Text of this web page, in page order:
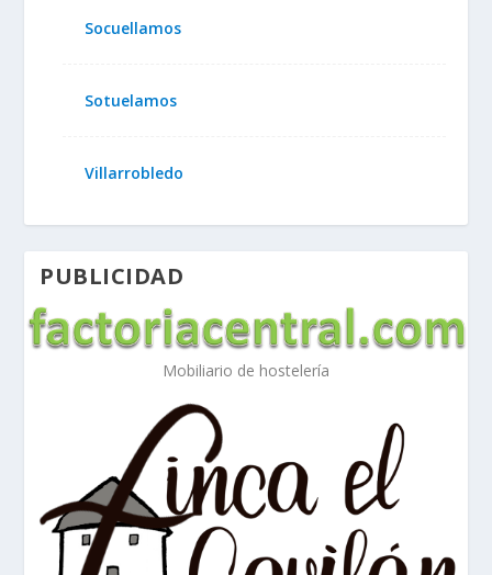
Socuellamos
Sotuelamos
Villarrobledo
PUBLICIDAD
Mobiliario de hostelería